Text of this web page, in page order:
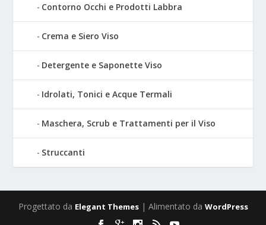
Contorno Occhi e Prodotti Labbra
Crema e Siero Viso
Detergente e Saponette Viso
Idrolati, Tonici e Acque Termali
Maschera, Scrub e Trattamenti per il Viso
Struccanti
Progettato da Elegant Themes| Alimentato da WordPress